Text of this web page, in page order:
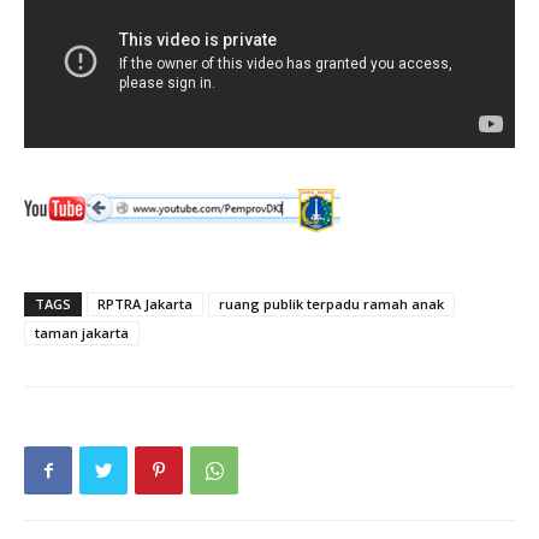
TAGS RPTRA Jakarta
ruang publik terpadu ramah anak
taman jakarta